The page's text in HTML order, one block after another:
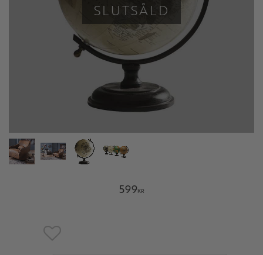
SLUTSÅLD
599KR
Lägg till i favoriter